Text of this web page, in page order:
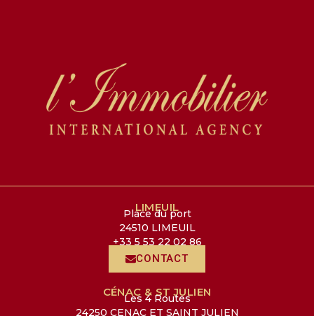
LIMEUIL
Place du port
24510 LIMEUIL
+33 5 53 22 02 86
CONTACT
CÉNAC & ST JULIEN
Les 4 Routes
24250 CENAC ET SAINT JULIEN